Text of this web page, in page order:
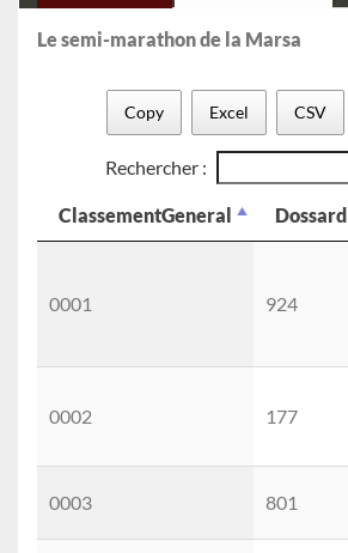
Le semi-marathon de la Marsa
Copy Excel CSV
Rechercher :
ClassementGeneral Dossard
0001 924
0002 177
0003 801